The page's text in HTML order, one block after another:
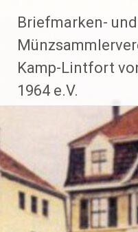
Inhalt
springen
Briefmarken- und
Kamp-Lintfort
1964 e.V.